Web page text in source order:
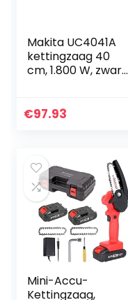
Makita UC4041A
kettingzaag 40
cm, 1.800 W, zwart
€97.93
Mini-Accu-
Kettingzaag,